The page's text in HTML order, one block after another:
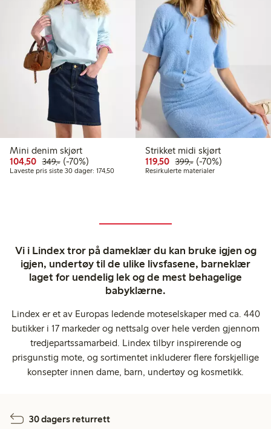
Mini denim skjørt
104,50 Rabattert pris: 104,50 kr
349,-Vanlig pris: 349,00 kr
70% rabatt
(-70%)
Laveste pris siste 30 dager: 174,50Laveste pris siste 30 dager: 174,50 kr
Strikket midi skjørt
119,50 Rabattert pris: 119,50 kr
399,-Vanlig pris: 399,00
70% rabatt
(-70%)
Resirkulerte materialer
Vi i Lindex tror på dameklær du kan bruke igjen og
igjen, undertøy til de ulike livsfasene, barneklær
laget for uendelig lek og de mest behagelige
babyklærne.
Lindex er et av Europas ledende moteselskaper med ca. 440
butikker i 17 markeder og nettsalg over hele verden gjennom
tredjepartssamarbeid. Lindex tilbyr inspirerende og
prisgunstig mote, og sortimentet inkluderer flere forskjellige
konsepter innen dame, barn, undertøy og kosmetikk.
30 dagers returrett